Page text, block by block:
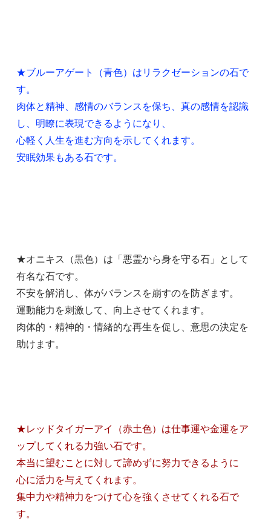
★ブルーアゲート（青色）はリラクゼーションの石で
す。
肉体と精神、感情のバランスを保ち、真の感情を認識
し、明瞭に表現できるようになり、
心軽く人生を進む方向を示してくれます。
安眠効果もある石です。
★オニキス（黒色）は「悪霊から身を守る石」として
有名な石です。
不安を解消し、体がバランスを崩すのを防ぎます。
運動能力を刺激して、向上させてくれます。
肉体的・精神的・情緒的な再生を促し、意思の決定を
助けます。
★レッドタイガーアイ（赤土色）は仕事運や金運をア
ップしてくれる力強い石です。
本当に望むことに対して諦めずに努力できるように
心に活力を与えてくれます。
集中力や精神力をつけて心を強くさせてくれる石で
す。